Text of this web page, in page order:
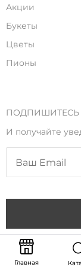
Акции
Букеты
Цветы
Пионы
ПОДПИШИТЕСЬ
И получайте
Copyright ©
Александрович
Главная